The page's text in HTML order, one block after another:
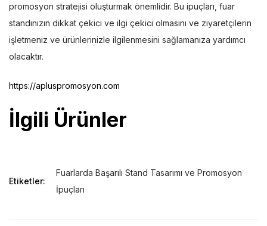
promosyon stratejisi oluşturmak önemlidir. Bu ipuçları, fuar
standınızın dikkat çekici ve ilgi çekici olmasını ve ziyaretçilerin
işletmeniz ve ürünlerinizle ilgilenmesini sağlamanıza yardımcı
olacaktır.
https://apluspromosyon.com
İlgili Ürünler
Etiketler:
Fuarlarda Başarılı Stand Tasarımı ve Promosyon
İpuçları